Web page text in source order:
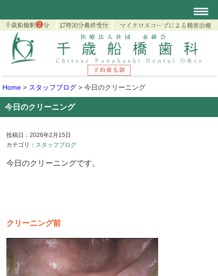
Home > スタッフブログ > 今日のクリーニング
今日のクリーニング
投稿日：2026年2月15日
カテゴリ： スタッフブログ
今日のクリーニングです。
クリーニング前